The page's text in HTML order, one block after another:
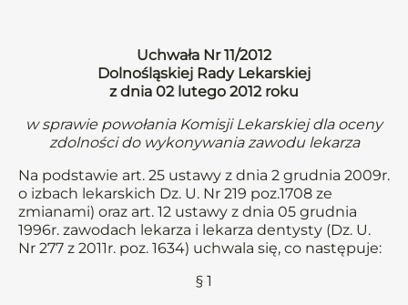
Uchwała Nr 11/2012
Dolnośląskiej Rady Lekarskiej
z dnia 02 lutego 2012 roku
w sprawie powołania Komisji Lekarskiej dla oceny
zdolności do wykonywania zawodu lekarza
Na podstawie art. 25 ustawy z dnia 2 grudnia 2009r.
o izbach lekarskich Dz. U. Nr 219 poz.1708 ze
zmianami) oraz art. 12 ustawy z dnia 05 grudnia
1996r. zawodach lekarza i lekarza dentysty (Dz. U.
Nr 277 z 2011r. poz. 1634) uchwala się, co następuje:
§ 1